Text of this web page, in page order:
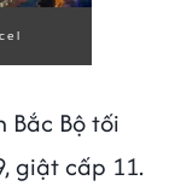
Bộ tối
giật cấp 11.